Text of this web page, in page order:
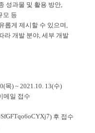
성과물 및 활용 방안,
모 등
롭게 제시할 수 있으며,
라 개발 분야, 세부 개발
목) ~ 2021.10. 13(수)
메일 접수
) 후 접수